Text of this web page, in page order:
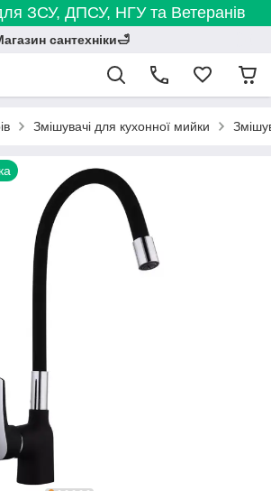
ЗСУ, ДПСУ, НГУ та Ветеранів
сантехніки🛁
Змішувачі для кухонної мийки